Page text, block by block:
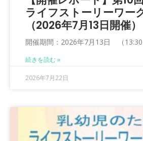
ライフストーリーワー
（2026年7月13日開催）
開催期間：2026年7月13日 （
続きを読む »
2026年7月22日